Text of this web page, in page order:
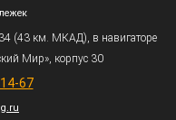
(43км. МКАД), в навигаторе
Мир», корпус 30
67